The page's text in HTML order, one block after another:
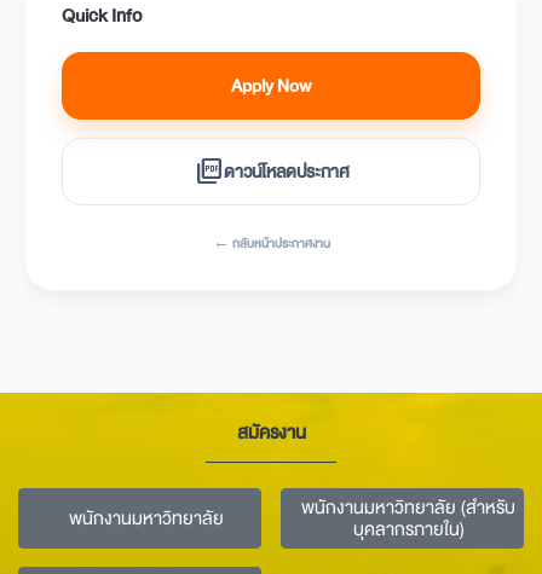
Quick Info
Apply Now
picture_as_pdfดาวน์โหลดประกาศ
← กลับหน้าประกาศงาน
สมัครงาน
พนักงานมหาวิทยาลัย พนักงานมหาวิทยาลัย (สำหรับ
บุคลากรภายใน)